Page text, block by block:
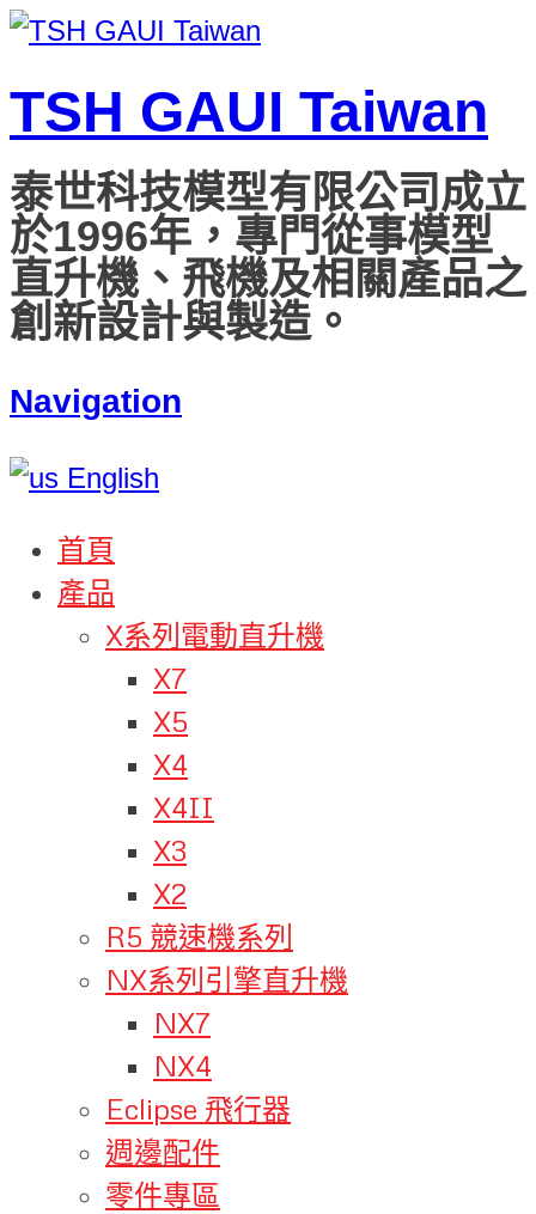
TSH GAUI Taiwan
泰世科技模型有限公司成立
於1996年，專門從事模型
直升機、飛機及相關產品之
創新設計與製造。
Navigation
English
首頁
產品
X系列電動直升機
X7
X5
X4
X4II
X3
X2
R5 競速機系列
NX系列引擎直升機
NX7
NX4
Eclipse 飛行器
週邊配件
零件專區